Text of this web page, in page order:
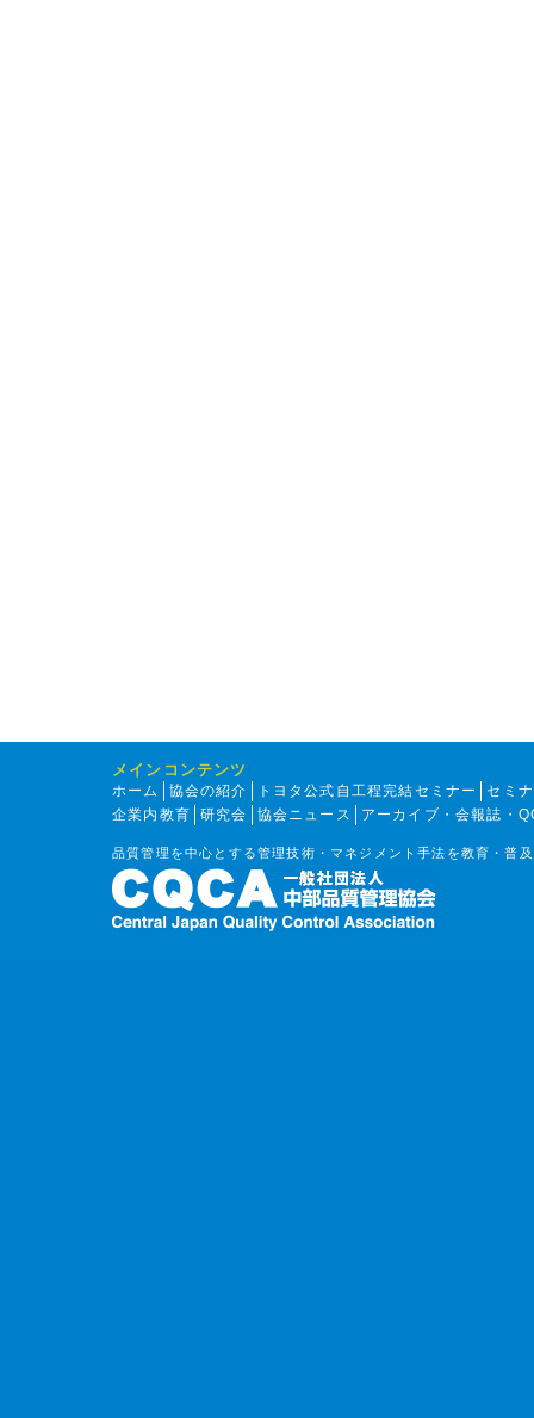
メインコンテンツ
ホーム 協会の紹介 トヨタ公式自工程完結セミナー
セミ
企業内教育
研究会 協会ニュース アーカイブ・会報誌・
品質管理を中心とする管理技術・マネジメント手法を教育・普